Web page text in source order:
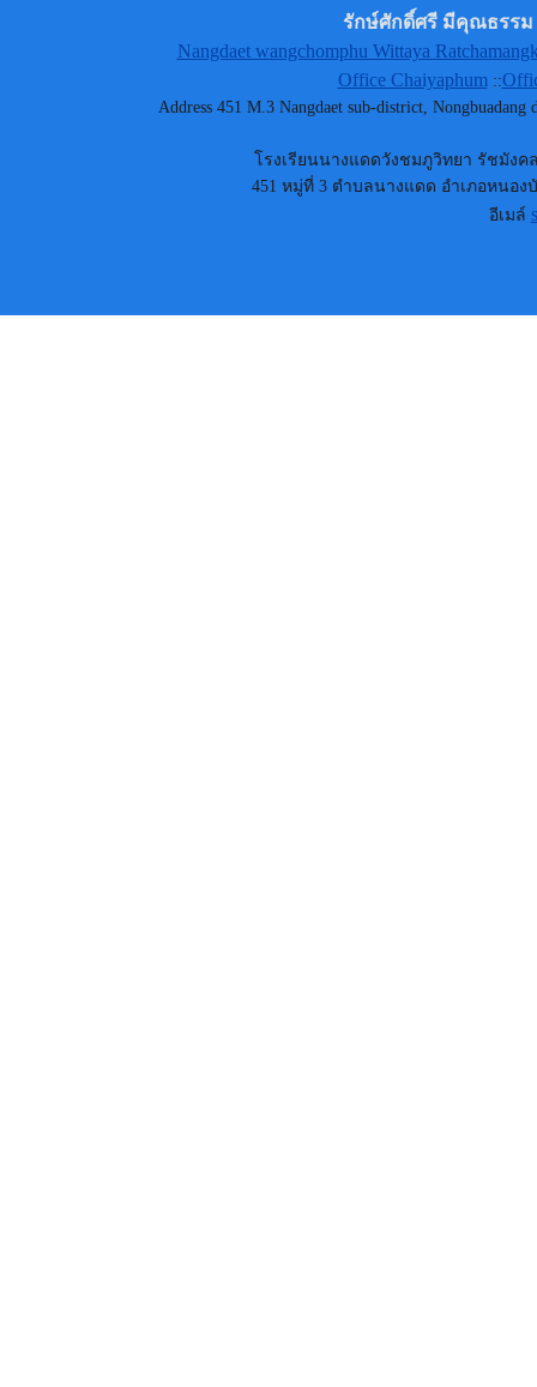
รักษ์ศักดิ์ศรี มีคุณธรรม
Nangdaet wangchomphu Wittaya
Office Chaiyaphum::
Address 451 M.3 Nangdaet sub-district,
โรงเรียนนางแดดวังชมภูวิทยา รัชมัง
451 หมู่ที่ 3 ตำบลนางแดด อำเภอหนอง
อีเมล์